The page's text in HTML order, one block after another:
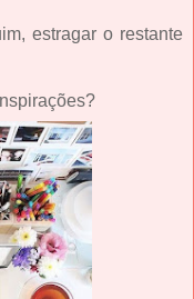
estragar o restante